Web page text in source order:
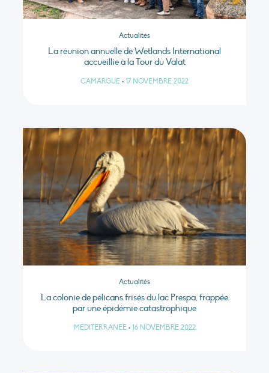
Actualités
La réunion annuelle de Wetlands International
accueillie à la Tour du Valat
CAMARGUE • 17 NOVEMBRE 2022
Actualités
La colonie de pélicans frisés du lac Prespa, frappée
par une épidémie catastrophique
MÉDITERRANÉE • 16 NOVEMBRE 2022